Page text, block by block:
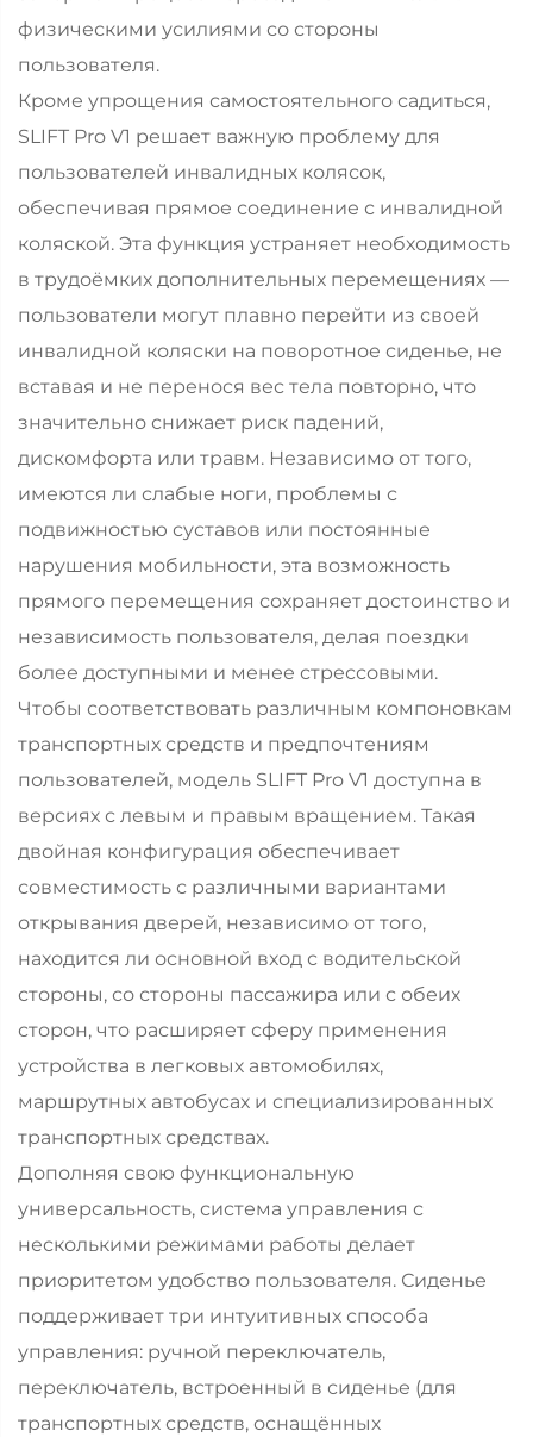
физическими усилиями со стороны
пользователя.
Кроме упрощения самостоятельного садиться,
SLIFT Pro V1 решает важную проблему для
пользователей инвалидных колясок,
обеспечивая прямое соединение с инвалидной
коляской. Эта функция устраняет необходимость
в трудоёмких дополнительных перемещениях —
пользователи могут плавно перейти из своей
инвалидной коляски на поворотное сиденье, не
вставая и не перенося вес тела повторно, что
значительно снижает риск падений,
дискомфорта или травм. Независимо от того,
имеются ли слабые ноги, проблемы с
подвижностью суставов или постоянные
нарушения мобильности, эта возможность
прямого перемещения сохраняет достоинство и
независимость пользователя, делая поездки
более доступными и менее стрессовыми.
Чтобы соответствовать различным компоновкам
транспортных средств и предпочтениям
пользователей, модель SLIFT Pro V1 доступна в
версиях с левым и правым вращением. Такая
двойная конфигурация обеспечивает
совместимость с различными вариантами
открывания дверей, независимо от того,
находится ли основной вход с водительской
стороны, со стороны пассажира или с обеих
сторон, что расширяет сферу применения
устройства в легковых автомобилях,
маршрутных автобусах и специализированных
транспортных средствах.
Дополняя свою функциональную
универсальность, система управления с
несколькими режимами работы делает
приоритетом удобство пользователя. Сиденье
поддерживает три интуитивных способа
управления: ручной переключатель,
переключатель, встроенный в сиденье (для
транспортных средств, оснащённых